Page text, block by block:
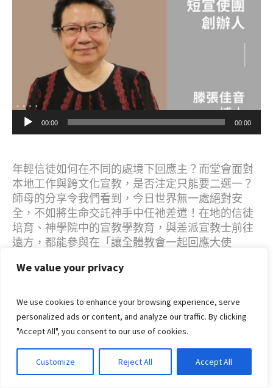
We value your privacy
We use cookies to enhance your browsing experience, serve
personalized ads or content, and analyze our traffic. By clicking
"Accept All", you consent to our use of cookies.
Customize Reject All Accept All
訊
放
器
00:00 00:00
年輕信徒如何在不同的處境下回應主？而堂會面對
本地工作與跨文化宣教，是否注定只能要二選一？
師母的分享令我們看到，今日世界無一處絕對安
全，不如將生命交託神手中任祂差遣！在地的信徒
培育、神學院中的宣教學教育，與差派宣教士前往
遠方，都能參與在「讓全體教會一起回應大使
01
1 月, 2022
在恩典中邁步向前